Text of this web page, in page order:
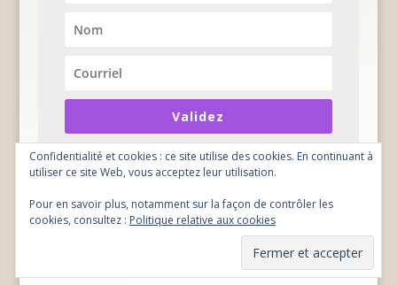
Validez
Confidentialité et cookies : ce site utilise des cookies. En continuant à
utiliser ce site Web, vous acceptez leur utilisation.
Pour en savoir plus, notamment sur la façon de contrôler les
cookies, consultez : Politique relative aux cookies